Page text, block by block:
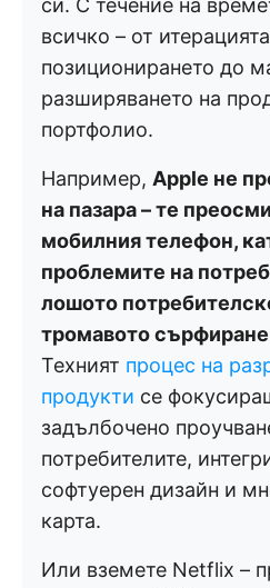
си. С течение на
всичко – от
позиционирането до
разширяването на
портфолио.
Например, Apple не
на пазара – те
мобилния телефон,
проблемите на
лошото
тромавото сърфиране
Техният процес на
продукти се
задълбочено
потребителите,
софтуерен дизайн и
карта.
Или вземете Netflix –